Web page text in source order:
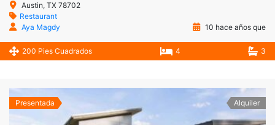
Austin, TX 78702
Restaurant
Aya Magdy
10 hace años que
200 Pies Cuadrados 4 3
Presentada Alquiler